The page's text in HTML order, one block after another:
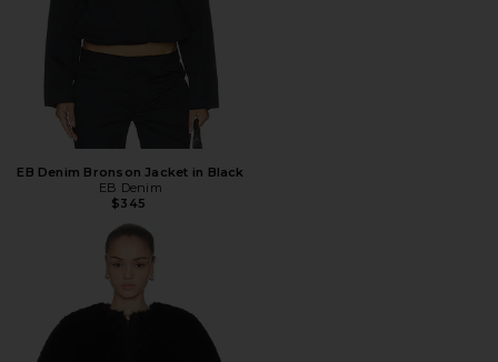
EB Denim Bronson Jacket in Black
EB Denim
$345